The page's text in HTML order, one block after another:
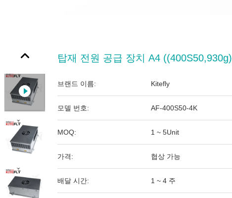
탑재 전원 공급 장치 A4 ((400S50,930g)
브랜드 이름: Kitefly
모델 번호: AF-400S50-4K
MOQ: 1 ~ 5Unit
가격: 협상 가능
배달 시간: 1 ~ 4 주